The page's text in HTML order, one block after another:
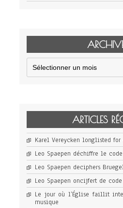
Archives
ARTICLES
Karel Vereycken longlisted for
Leo Spaepen déchiffre le
Leo Spaepen deciphers
Leo Spaepen oncijfert de
Le jour où l’Église faillit
musique